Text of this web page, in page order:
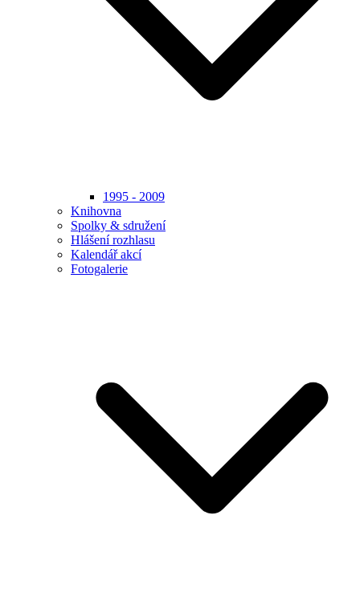
1995 - 2009
Knihovna
Spolky & sdružení
Hlášení rozhlasu
Kalendář akcí
Fotogalerie